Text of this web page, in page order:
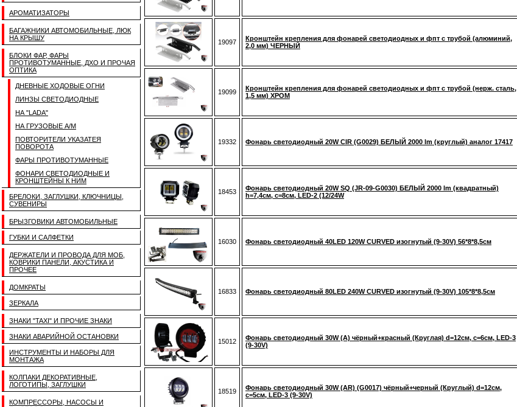
АРОМАТИЗАТОРЫ
БАГАЖНИКИ АВТОМОБИЛЬНЫЕ, ЛЮК
НА КРЫШУ
БЛОКИ ФАР, ФАРЫ
ПРОТИВОТУМАННЫЕ, ДХО И ПРОЧАЯ
ОПТИКА
ДНЕВНЫЕ ХОДОВЫЕ ОГНИ
ЛИНЗЫ СВЕТОДИОДНЫЕ
НА "LADA"
НА ГРУЗОВЫЕ А/М
ПОВТОРИТЕЛИ УКАЗАТЕЯ
ПОВОРОТА
ФАРЫ ПРОТИВОТУМАННЫЕ
ФОНАРИ СВЕТОДИОДНЫЕ И
КРОНШТЕЙНЫ К НИМ
БРЕЛОКИ, ЗАГЛУШКИ, КЛЮЧНИЦЫ,
СУВЕНИРЫ
БРЫЗГОВИКИ АВТОМОБИЛЬНЫЕ
ГУБКИ И САЛФЕТКИ
ДЕРЖАТЕЛИ И ПРОВОДА ДЛЯ МОБ,
КОВРИКИ ПАНЕЛИ, АКУСТИКА И
ПРОЧЕЕ
ДОМКРАТЫ
ЗЕРКАЛА
ЗНАКИ "TAXI" И ПРОЧИЕ ЗНАКИ
ЗНАКИ АВАРИЙНОЙ ОСТАНОВКИ
ИНСТРУМЕНТЫ И НАБОРЫ ДЛЯ
МОНТАЖА
КОЛПАКИ ДЕКОРАТИВНЫЕ,
ЛОГОТИПЫ, ЗАГЛУШКИ
КОМПРЕССОРЫ, НАСОСЫ И
19097
Кронштейн крепления для фонарей светодиодных и фпт с трубой (алюминий,
2,0 мм) ЧЕРНЫЙ
19099
Кронштейн крепления для фонарей светодиодных и фпт с трубой (нерж. сталь,
1,5 мм) ХРОМ
19332 Фонарь светодиодный 20W CIR (G0029) БЕЛЫЙ 2000 lm (круглый) аналог 17417
18453
Фонарь светодиодный 20W SQ (JR-09-G0030) БЕЛЫЙ 2000 lm (квадратный)
h=7,4см, c=8см, LED-2 (12/24W
16030 Фонарь светодиодный 40LED 120W CURVED изогнутый (9-30V) 56*8*8,5см
16833 Фонарь светодиодный 80LED 240W CURVED изогнутый (9-30V) 105*8*8,5см
15012
Фонарь светодиодный 30W (A) чёрный+красный (Круглая) d=12см, c=6см, LED-3
(9-30V)
18519
Фонарь светодиодный 30W (AR) (G0017) чёрный+черный (Круглый) d=12см,
c=5см, LED-3 (9-30V)